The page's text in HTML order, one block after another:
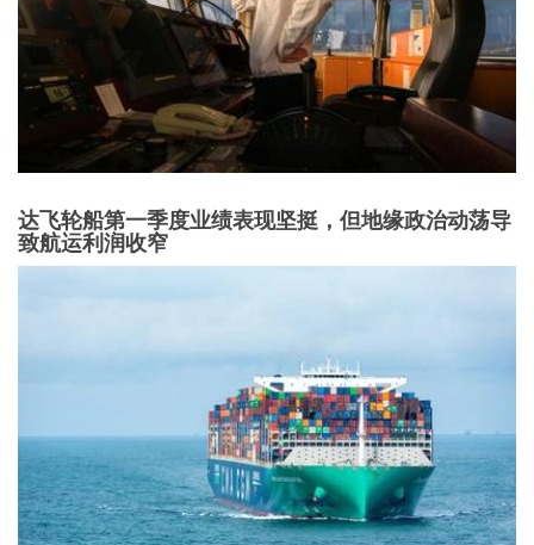
达飞轮船第一季度业绩表现坚挺，但地缘政治动荡导
致航运利润收窄